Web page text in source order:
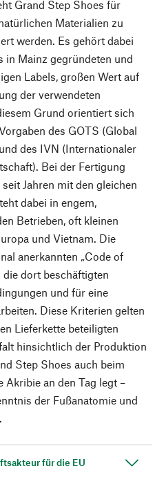
Grand Step Shoes für
Materialien zu
werden. Es gehört dabei
in Mainz gegründeten und
Labels, großen Wert auf
der verwendeten
Grund orientiert sich
des GOTS (Global
des IVN (Internationaler
Bei der Fertigung
Jahren mit den gleichen
dabei in engem,
Betrieben, oft kleinen
und Vietnam. Die
anerkannten „Code of
die dort beschäftigten
und für eine
Diese Kriterien gelten
Lieferkette beteiligten
hinsichtlich der Produktion
Step Shoes auch beim
Akribie an den Tag legt –
der Fußanatomie und
für die EU